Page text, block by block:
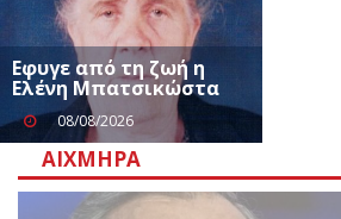
Eφυγε από τη ζωή η
Ελένη Μπατσικώστα
08/08/2026
ΑΙΧΜΗΡΆ